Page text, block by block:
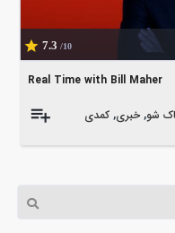
7.3 /10
Real Time with Bill Maher
شو,خبری,کمدی